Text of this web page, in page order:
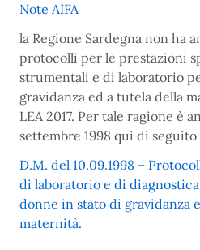
Note AIFA
la Regione Sardegna non ha
protocolli per le prestazioni
strumentali e di laboratorio
gravidanza ed a tutela della
LEA 2017. Per tale ragione è
settembre 1998 qui di
D.M. del 10.09.1998 –
di laboratorio e di
donne in stato di gravidanza
maternità.